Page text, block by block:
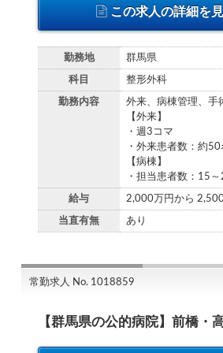
この求人の詳細を
勤務地 群馬県
科目 整形外科
勤務内容
外来、病棟管理、手
【外来】
・週3コマ
・外来患者数：約
【病棟】
・担当患者数：15
給与 2,000万円から
当直有無 あり
常勤求人 No. 1018859
【群馬県の公的病院】前橋